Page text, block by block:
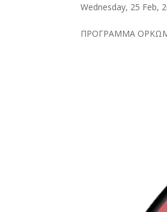
Wednesday, 25 Feb,
ΠΡΟΓΡΑΜΜΑ